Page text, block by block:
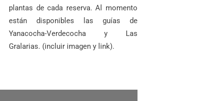
plantas de cada reserva. Al momento
están disponibles las guías de
Yanacocha-Verdecocha y Las
Gralarias. (incluir imagen y link).